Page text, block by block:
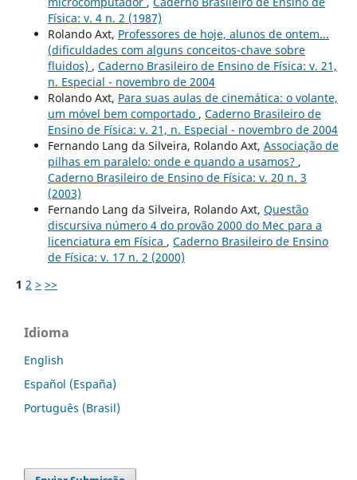
Física: v. 4 n. 2 (1987)
Rolando Axt, Professores de hoje, alunos de ontem...
(dificuldades com alguns conceitos-chave sobre
fluidos) , Caderno Brasileiro de Ensino de Física: v. 21,
n. Especial - novembro de 2004
Rolando Axt, Para suas aulas de cinemática: o volante,
um móvel bem comportado , Caderno Brasileiro de
Ensino de Física: v. 21, n. Especial - novembro de 2004
Fernando Lang da Silveira, Rolando Axt, Associação de
pilhas em paralelo: onde e quando a usamos? ,
Caderno Brasileiro de Ensino de Física: v. 20 n. 3
(2003)
Fernando Lang da Silveira, Rolando Axt, Questão
discursiva número 4 do provão 2000 do Mec para a
licenciatura em Física , Caderno Brasileiro de Ensino
de Física: v. 17 n. 2 (2000)
1 2 > >>
Idioma
English
Español (España)
Português (Brasil)